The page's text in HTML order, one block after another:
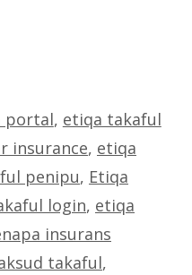
portal, etiqa takaful
insurance, etiqa
penipu, Etiqa
login, etiqa
insurans
takaful,